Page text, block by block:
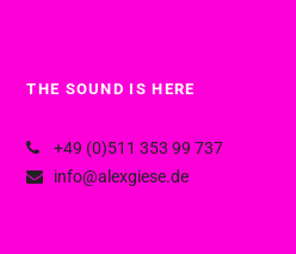
THE SOUND IS HERE
+49 (0)511 353 99 737
info@alexgiese.de